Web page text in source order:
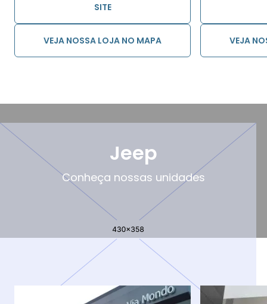
SITE
VEJA NOSSA LOJA NO MAPA VEJA
Jeep
Conheça nossas unidades